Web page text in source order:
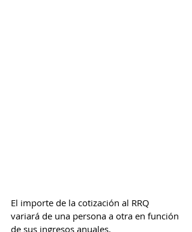
El importe de la cotización al RRQ
variará de una persona a otra en función
de sus ingresos anuales.